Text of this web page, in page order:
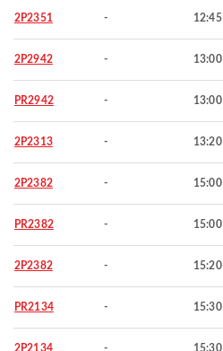
2P2351 - 12:45
2P2942 - 13:00
PR2942 - 13:00
2P2313 - 13:20
2P2382 - 15:00
PR2382 - 15:00
2P2382 - 15:20
PR2134 - 15:30
2P2134 - 15:30